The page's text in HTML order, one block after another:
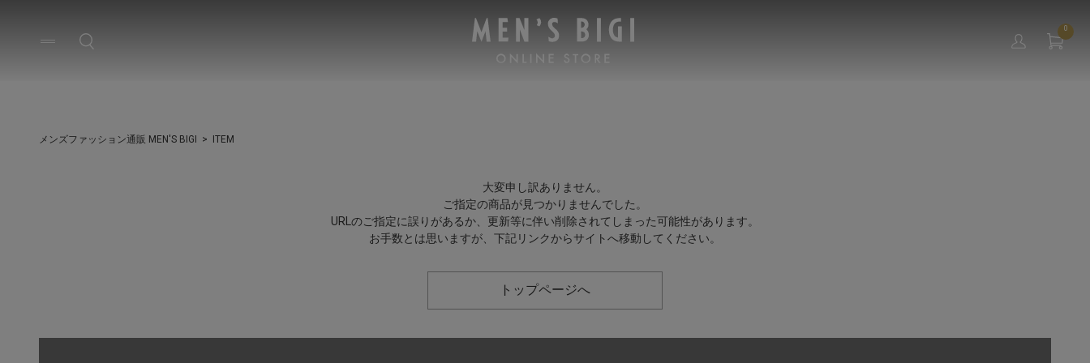
0
メンズファッション通販 MEN'S BIGI ITEM
大変申し訳ありません。
ご指定の商品が見つかりませんでした。
URLのご指定に誤りがあるか、更新等に伴い削除されてしまった可能性があります。
お手数とは思いますが、下記リンクからサイトへ移動してください。
トップページへ